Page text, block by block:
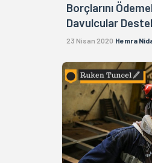
Borçlarını
Davulcular
23 Nisan 2020 Hemra